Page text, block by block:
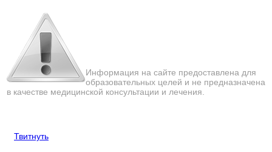
Информация на сайте предоставлена для
образовательных целей и не предназначена
в качестве медицинской консультации и лечения.
Твитнуть